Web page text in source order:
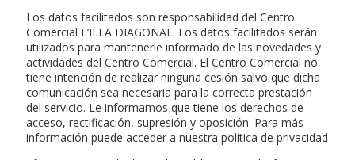
Los datos facilitados son responsabilidad del Centro
Comercial L’ILLA DIAGONAL. Los datos facilitados serán
utilizados para mantenerle informado de las novedades y
actividades del Centro Comercial. El Centro Comercial no
tiene intención de realizar ninguna cesión salvo que dicha
comunicación sea necesaria para la correcta prestación
del servicio. Le informamos que tiene los derechos de
acceso, rectificación, supresión y oposición. Para más
información puede acceder a nuestra política de privacidad